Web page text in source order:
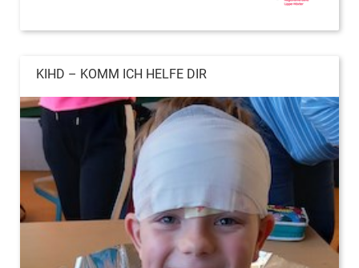
KIHD – KOMM ICH HELFE DIR